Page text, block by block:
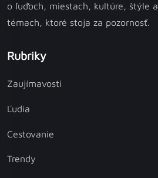
o ľuďoch, miestach, kultúre, štýle a
témach, ktoré stoja za pozornosť.
Rubriky
Zaujímavosti
Ľudia
Cestovanie
Trendy